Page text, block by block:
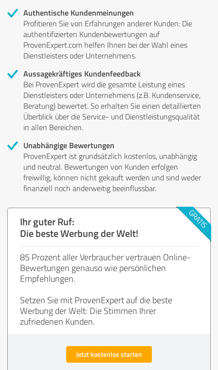
Authentische Kundenmeinungen
Profitieren Sie von Erfahrungen anderer Kunden: Die
authentifizierten Kundenbewertungen auf
ProvenExpert.com helfen Ihnen bei der Wahl eines
Dienstleisters oder Unternehmens.
Aussagekräftiges Kundenfeedback
Bei ProvenExpert wird die gesamte Leistung eines
Dienstleisters oder Unternehmens (z.B. Kundenservice,
Beratung) bewertet. So erhalten Sie einen detaillierten
Überblick über die Service- und Dienstleistungsqualität
in allen Bereichen.
Unabhängige Bewertungen
ProvenExpert ist grundsätzlich kostenlos, unabhängig
und neutral. Bewertungen von Kunden erfolgen
freiwillig, können nicht gekauft werden und sind weder
finanziell noch anderweitig beeinflussbar.
Ihr guter Ruf:
Die beste Werbung der Welt!
85 Prozent aller Verbraucher vertrauen Online-
Bewertungen genauso wie persönlichen
Empfehlungen.
Setzen Sie mit ProvenExpert auf die beste
Werbung der Welt: Die Stimmen Ihrer
zufriedenen Kunden.
Jetzt kostenlos starten